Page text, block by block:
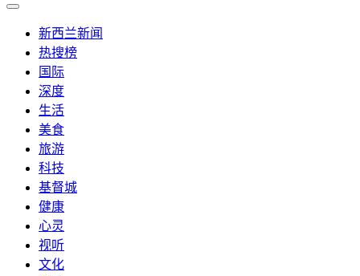
新西兰新闻
热搜榜
国际
深度
生活
美食
旅游
科技
基督城
健康
心灵
视听
文化